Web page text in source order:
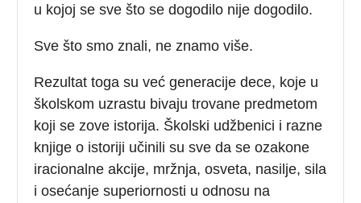
u kojoj se sve što se dogodilo nije dogodilo.
Sve što smo znali, ne znamo više.
Rezultat toga su već generacije dece, koje u
školskom uzrastu bivaju trovane predmetom
koji se zove istorija. Školski udžbenici i razne
knjige o istoriji učinili su sve da se ozakone
iracionalne akcije, mržnja, osveta, nasilje, sila
i osećanje superiornosti u odnosu na